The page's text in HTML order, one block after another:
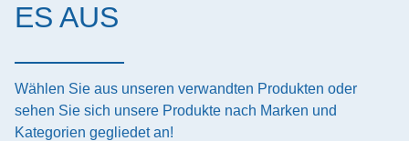
ES AUS
Wählen Sie aus unseren verwandten Produkten oder
sehen Sie sich unsere Produkte nach Marken und
Kategorien gegliedet an!